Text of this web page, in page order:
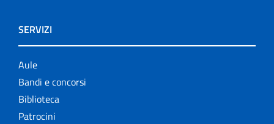
SERVIZI
Aule
Bandi e concorsi
Biblioteca
Patrocini